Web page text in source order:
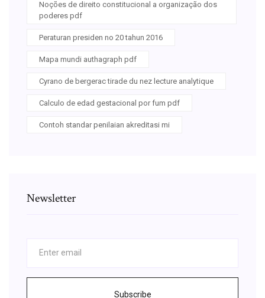
Noções de direito constitucional a organização dos
poderes pdf
Peraturan presiden no 20 tahun 2016
Mapa mundi authagraph pdf
Cyrano de bergerac tirade du nez lecture analytique
Calculo de edad gestacional por fum pdf
Contoh standar penilaian akreditasi mi
Newsletter
Subscribe